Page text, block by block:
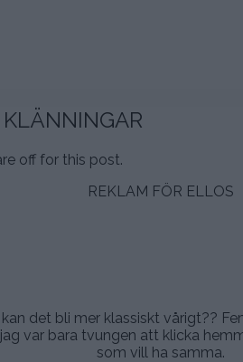
off for this post.
REKLAM FÖR ELLOS
det bli mer klassiskt vårigt??
var bara tvungen att klicka
som vill ha samma.